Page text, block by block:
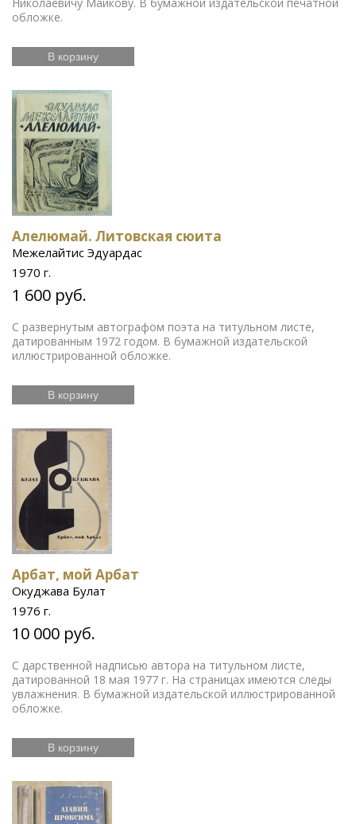
обложке.
В корзину
Алелюмай. Литовская сюита
Межелайтис Эдуардас
1970 г.
1 600 руб.
С развернутым автографом поэта на титульном листе,
датированным 1972 годом. В бумажной издательской
иллюстрированной обложке.
В корзину
Арбат, мой Арбат
Окуджава Булат
1976 г.
10 000 руб.
С дарственной надписью автора на титульном листе,
датированной 18 мая 1977 г. На страницах имеются следы
увлажнения. В бумажной издательской иллюстрированной
обложке.
В корзину